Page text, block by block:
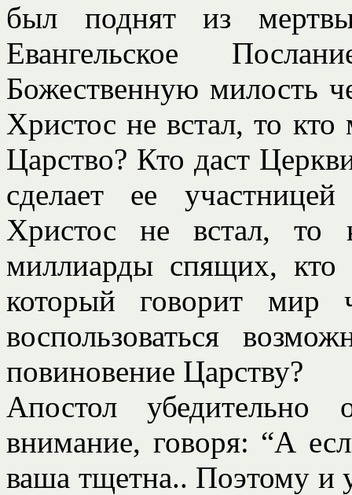
был поднят из
Евангельское
Божественную милость
Христос не встал, то
Царство? Кто даст
сделает ее
Христос не встал, то
миллиарды спящих, кто
который говорит мир
воспользоваться
повиновение Царству?
Апостол
внимание, говоря: “А
ваша тщетна.. Поэтому и